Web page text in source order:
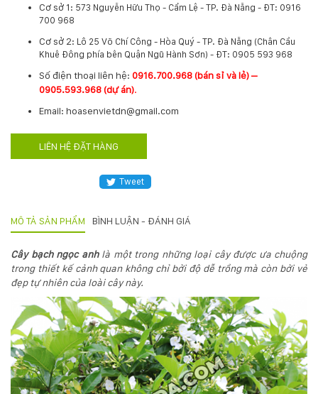
0931.914.968
hoasenvietdn@gmail.com
-
nẵng
168
Võ
Chí
Công
-
Cơ sở 1: 573 Nguyễn Hữu Thọ - Cẩm Lệ - TP. Đà Nẵng - ĐT: 0916
700 968
Cơ sở 2: Lô 25 Võ Chí Công - Hòa Quý - TP. Đà Nẵng (Chân Cầu
Khuê Đông phía bên Quận Ngũ Hành Sơn) - ĐT: 0905 593 968
​Số điện thoại liên hệ: 0916.700.968 (bán sỉ và lẻ) –
0905.593.968 (dự án).
Email: hoasenvietdn@gmail.com
LIÊN HỆ ĐẶT HÀNG
Tweet
MÔ TẢ SẢN PHẨM BÌNH LUẬN - ĐÁNH GIÁ
Cây bạch ngọc anhlà một trong những loại cây được ưa chuộng
trong thiết kế cảnh quan không chỉ bởi độ dễ trồng mà còn bởi vẻ
đẹp tự nhiên của loài cây này.